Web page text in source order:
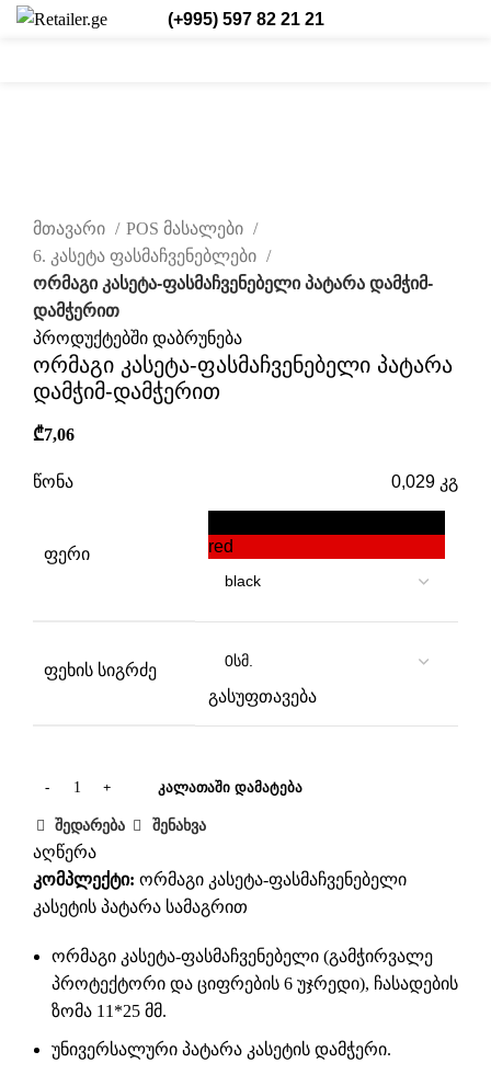
(+995) 597 82 21 21
მთავარი
POS მასალები
6. კასეტა ფასმაჩვენებლები
ორმაგი კასეტა-ფასმაჩვენებელი პატარა დამჭიმ-
დამჭერით
პროდუქტებში დაბრუნება
ორმაგი კასეტა-ფასმაჩვენებელი პატარა
დამჭიმ-დამჭერით
₾7,06
წონა 0,029 კგ
ფერი
red
ფეხის სიგრძე
გასუფთავება
ᲙᲐᲚᲐᲗᲐᲨᲘ ᲓᲐᲛᲐᲢᲔᲑᲐ
შედარება შენახვა
აღწერა
კომპლექტი: ორმაგი კასეტა-ფასმაჩვენებელი
კასეტის პატარა სამაგრით
ორმაგი კასეტა-ფასმაჩვენებელი (გამჭირვალე
პროტექტორი და ციფრების 6 უჯრედი), ჩასადების
ზომა 11*25 მმ.
უნივერსალური პატარა კასეტის დამჭერი.